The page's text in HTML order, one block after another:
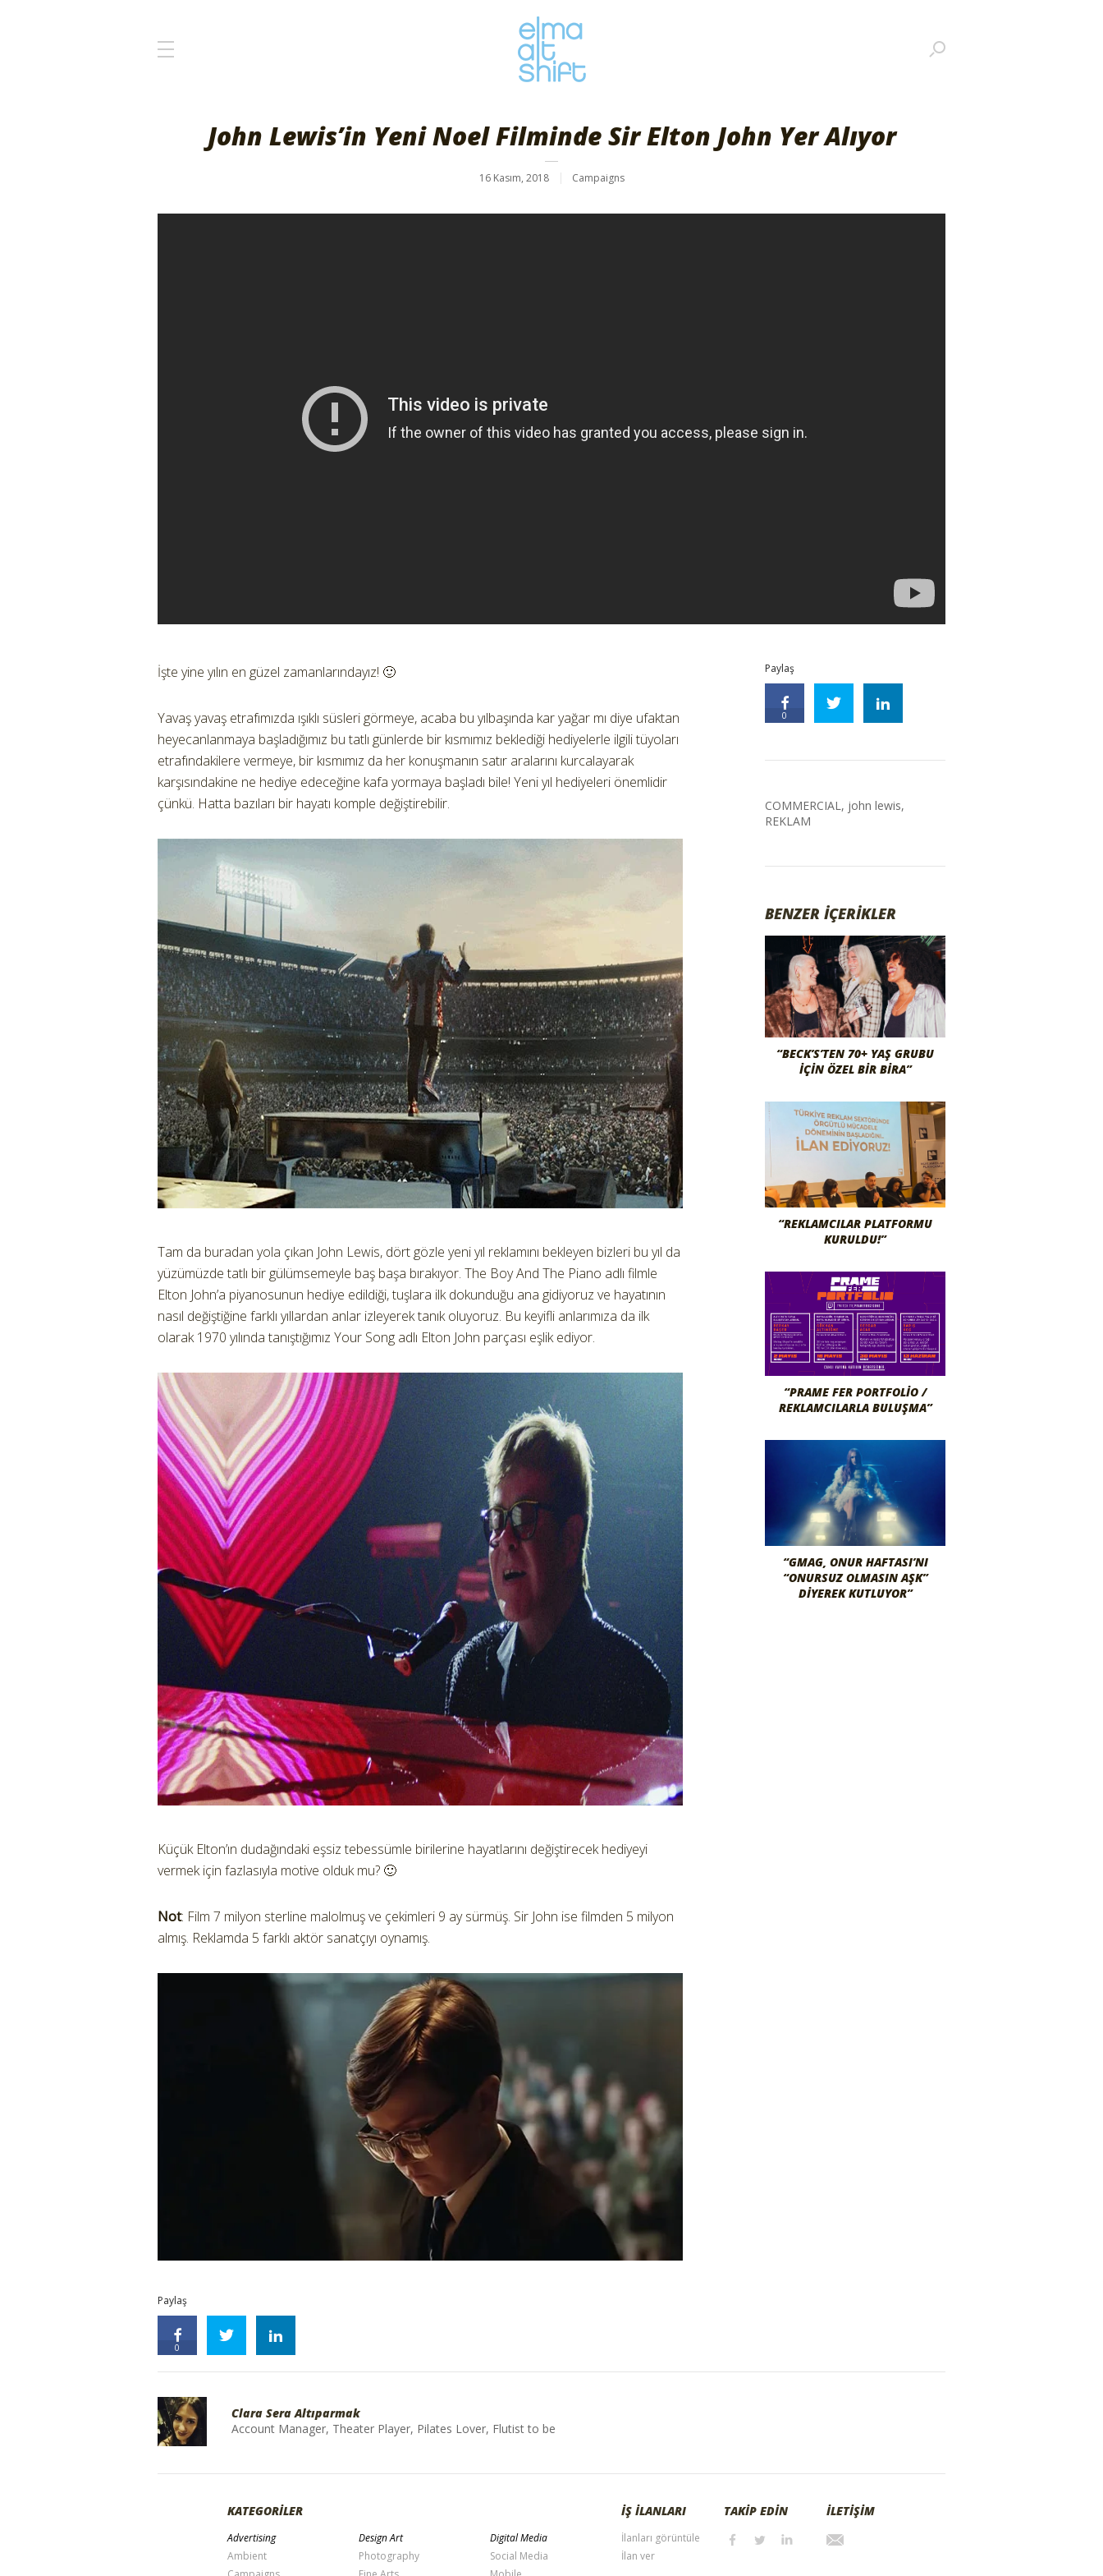
John Lewis’in Yeni Noel Filminde Sir Elton John Yer Alıyor
16 Kasım, 2018 Campaigns
İşte yine yılın en güzel zamanlarındayız! 🙂
Yavaş yavaş etrafımızda ışıklı süsleri görmeye, acaba bu yılbaşında kar yağar mı diye ufaktan
heyecanlanmaya başladığımız bu tatlı günlerde bir kısmımız beklediği hediyelerle ilgili tüyoları
etrafındakilere vermeye, bir kısmımız da her konuşmanın satır aralarını kurcalayarak
karşısındakine ne hediye edeceğine kafa yormaya başladı bile! Yeni yıl hediyeleri önemlidir
çünkü. Hatta bazıları bir hayatı komple değiştirebilir.
Tam da buradan yola çıkan John Lewis, dört gözle yeni yıl reklamını bekleyen bizleri bu yıl da
yüzümüzde tatlı bir gülümsemeyle baş başa bırakıyor. The Boy And The Piano adlı filmle
Elton John’a piyanosunun hediye edildiği, tuşlara ilk dokunduğu ana gidiyoruz ve hayatının
nasıl değiştiğine farklı yıllardan anlar izleyerek tanık oluyoruz. Bu keyifli anlarımıza da ilk
olarak 1970 yılında tanıştığımız Your Song adlı Elton John parçası eşlik ediyor.
Küçük Elton’ın dudağındaki eşsiz tebessümle birilerine hayatlarını değiştirecek hediyeyi
vermek için fazlasıyla motive olduk mu? 🙂
Not: Film 7 milyon sterline malolmuş ve çekimleri 9 ay sürmüş. Sir John ise filmden 5 milyon
almış. Reklamda 5 farklı aktör sanatçıyı oynamış.
Paylaş
0
Paylaş
0
COMMERCIAL, john lewis,
REKLAM
BENZER İÇERİKLER
“BECK’S’TEN 70+ YAŞ GRUBU
İÇIN ÖZEL BIR BIRA”
“REKLAMCILAR PLATFORMU
KURULDU!”
“PRAME FER PORTFOLIO /
REKLAMCILARLA BULUŞMA”
“GMAG, ONUR HAFTASI’NI
“ONURSUZ OLMASIN AŞK”
DIYEREK KUTLUYOR”
Clara Sera Altıparmak
Account Manager, Theater Player, Pilates Lover, Flutist to be
KATEGORİLER
Advertising
Ambient
Design Art
Photography
Digital Media
Social Media
İŞ İLANLARI
İlanları görüntüle
İlan ver
TAKİP EDİN İLETİŞİM